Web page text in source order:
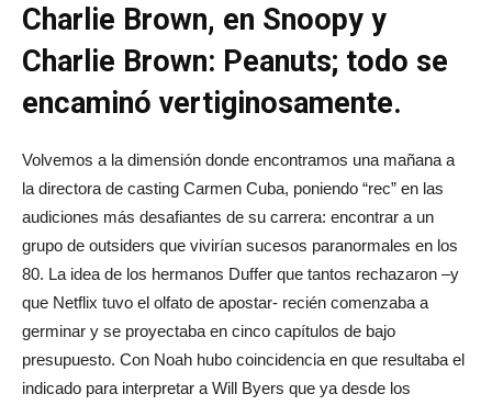
Charlie Brown, en Snoopy y
Charlie Brown: Peanuts; todo se
encaminó vertiginosamente.
Volvemos a la dimensión donde encontramos una mañana a
la directora de casting Carmen Cuba, poniendo “rec” en las
audiciones más desafiantes de su carrera: encontrar a un
grupo de outsiders que vivirían sucesos paranormales en los
80. La idea de los hermanos Duffer que tantos rechazaron –y
que Netflix tuvo el olfato de apostar- recién comenzaba a
germinar y se proyectaba en cinco capítulos de bajo
presupuesto. Con Noah hubo coincidencia en que resultaba el
indicado para interpretar a Will Byers que ya desde los